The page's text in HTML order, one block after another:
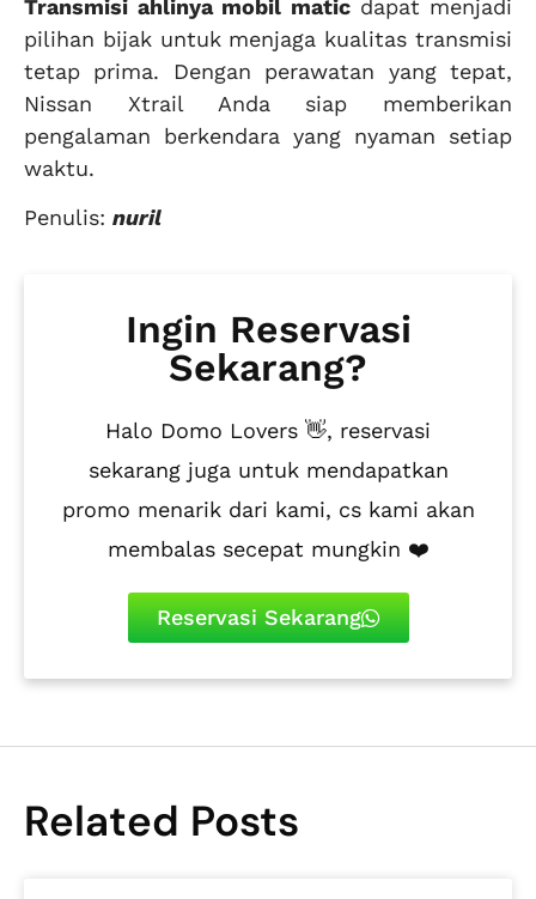
Transmisi ahlinya mobil maticdapat menjadi
pilihan bijak untuk menjaga kualitas transmisi
tetap prima. Dengan perawatan yang tepat,
Nissan Xtrail Anda siap memberikan
pengalaman berkendara yang nyaman setiap
waktu.
Penulis: nuril
Ingin Reservasi
Sekarang?
Halo Domo Lovers 👋, reservasi
sekarang juga untuk mendapatkan
promo menarik dari kami, cs kami akan
membalas secepat mungkin ❤️
Reservasi Sekarang
Related Posts